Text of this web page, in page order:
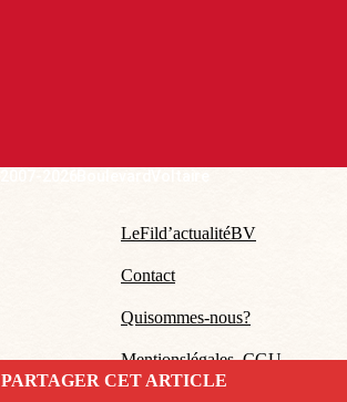
Le Fil d’actualité BV
Contact
Qui sommes-nous ?
Mentions légales – CGU
PARTAGER CET ARTICLE